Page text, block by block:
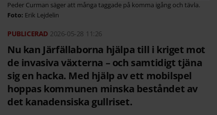
Peder Curman säger att många taggade på komma igång och tävla.
Erik Lejdelin
2026-05-28 11:26
Nu kan Järfällaborna hjälpa till i kriget mot
de invasiva växterna – och samtidigt tjäna
sig en hacka. Med hjälp av ett mobilspel
hoppas kommunen minska beståndet av
det kanadensiska gullriset.